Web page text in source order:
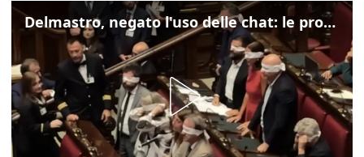
Delmastro, negato l'uso delle chat: le proteste di Avs e M5s